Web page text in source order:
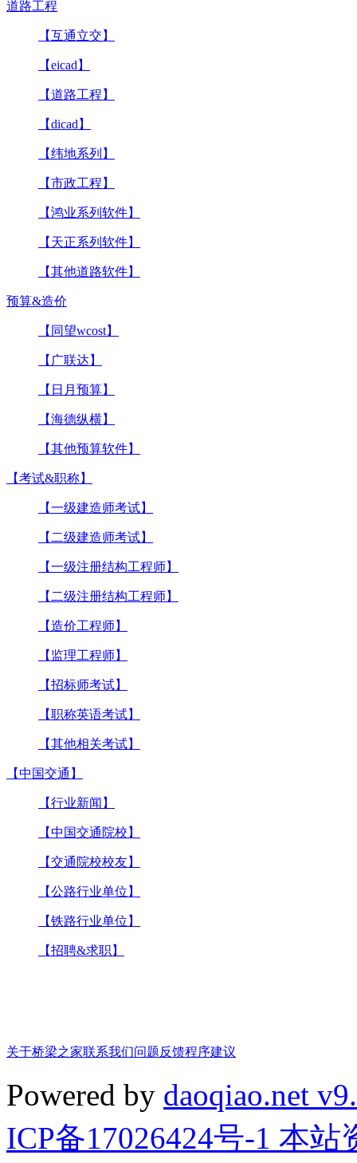
道路工程
【互通立交】
【eicad】
【道路工程】
【dicad】
【纬地系列】
【市政工程】
【鸿业系列软件】
【天正系列软件】
【其他道路软件】
预算&造价
【同望wcost】
【广联达】
【日月预算】
【海德纵横】
【其他预算软件】
【考试&职称】
【一级建造师考试】
【二级建造师考试】
【一级注册结构工程师】
【二级注册结构工程师】
【造价工程师】
【监理工程师】
【招标师考试】
【职称英语考试】
【其他相关考试】
【中国交通】
【行业新闻】
【中国交通院校】
【交通院校校友】
【公路行业单位】
【铁路行业单位】
【招聘&求职】
关于桥梁之家联系我们问题反馈程序建议
Powered by daoqiao.net
ICP备17026424号-1 本